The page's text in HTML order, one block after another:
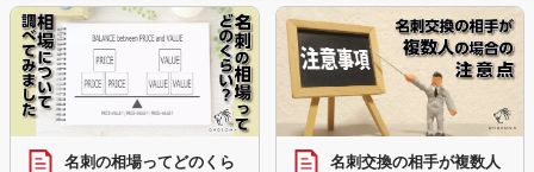
名刺の相場ってどのくら
名刺交換の相手が複数人